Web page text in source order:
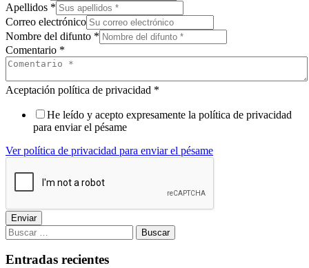
Apellidos *
Correo electrónico
Nombre del difunto *
Comentario *
Aceptación política de privacidad *
He leído y acepto expresamente la política de privacidad
para enviar el pésame
Ver política de privacidad para enviar el pésame
Enviar
Buscar:
Entradas recientes